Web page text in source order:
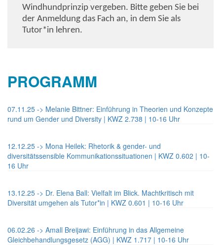
Windhundprinzip vergeben. Bitte geben Sie bei
der Anmeldung das Fach an, in dem Sie als
Tutor*in lehren.
PROGRAMM
07.11.25 -> Melanie Bittner: Einführung in Theorien und Konzepte
rund um Gender und Diversity | KWZ 2.738 | 10-16 Uhr
12.12.25 -> Mona Heilek: Rhetorik & gender- und
diversitätssensible Kommunikationssituationen | KWZ 0.602 | 10-
16 Uhr
13.12.25 -> Dr. Elena Ball: Vielfalt im Blick. Machtkritisch mit
Diversität umgehen als Tutor*in | KWZ 0.601 | 10-16 Uhr
06.02.26 -> Amall Breijawi: Einführung in das Allgemeine
Gleichbehandlungsgesetz (AGG) | KWZ 1.717 | 10-16 Uhr